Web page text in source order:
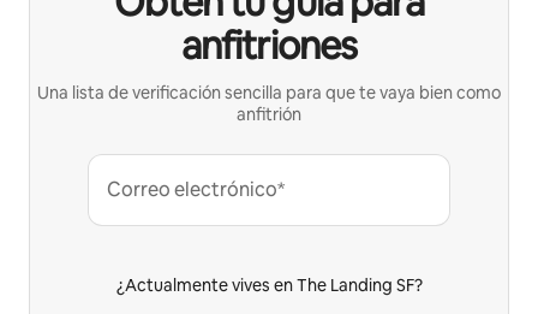
anfitriones
Una lista de verificación sencilla para que te vaya bien como
anfitrión
Correo electrónico*
¿Actualmente vives en The Landing SF?